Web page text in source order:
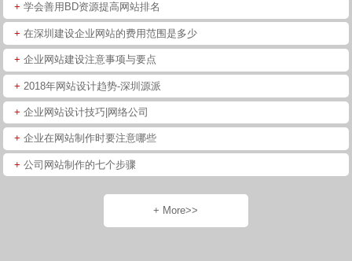
+ 学会善用BD资源提高网站排名
+ 在深圳建设企业网站的费用范围是多少
+ 企业网站建设注意事项与要点
+ 2018年网站设计趋势-深圳源派
+ 企业网站设计技巧|网络公司
+ 企业在网站制作时要注意哪些
+ 公司网站制作的七个步骤
+ More>>